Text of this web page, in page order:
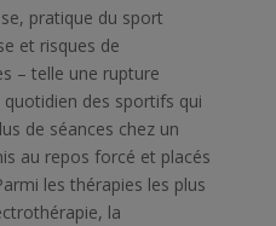
pratique du sport
et risques de
– telle une rupture
des sportifs qui
de séances chez un
au repos forcé et placés
les thérapies les plus
la